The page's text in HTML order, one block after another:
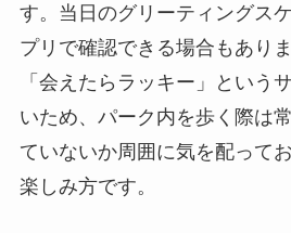
す。当日のグリーティングス
プリで確認できる場合もあり
「会えたらラッキー」という
いため、パーク内を歩く際は
ていないか周囲に気を配って
楽しみ方です。